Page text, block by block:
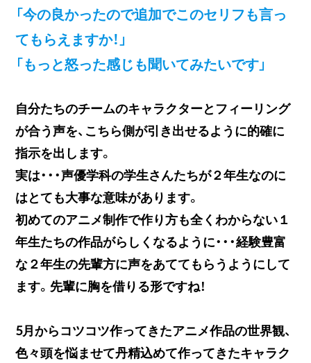
「今の良かったので追加でこのセリフも言っ
てもらえますか！」
「もっと怒った感じも聞いてみたいです」
自分たちのチームのキャラクターとフィーリング
が合う声を、こちら側が引き出せるように的確に
指示を出します。
実は・・・声優学科の学生さんたちが２年生なのに
はとても大事な意味があります。
初めてのアニメ制作で作り方も全くわからない１
年生たちの作品がらしくなるように・・・経験豊富
な２年生の先輩方に声をあててもらうようにして
ます。先輩に胸を借りる形ですね！
5月からコツコツ作ってきたアニメ作品の世界観、
色々頭を悩ませて丹精込めて作ってきたキャラク